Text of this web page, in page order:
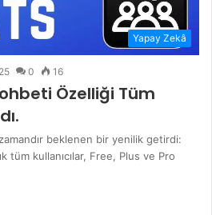
Yapay Zekâ
0 16
Özelliği Tüm
beklenen bir yenilik getirdi:
tüm kullanıcılar, Free, Plus ve Pro